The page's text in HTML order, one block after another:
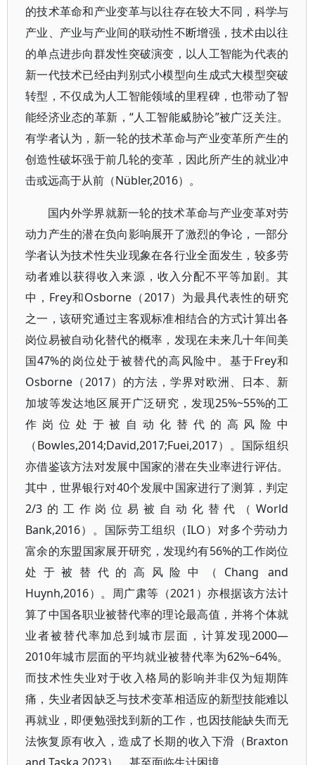
的技术革命和产业变革与以往存在较大不同，科学与
产业、产业与产业间的联动性不断增强，技术由以往
的单点进步向群发性突破演变，以人工智能为代表的
新一代技术已经由判别式小模型向生成式大模型突破
转型，不仅成为人工智能领域的里程碑，也带动了智
能经济业态的革新，“人工智能威胁论”被广泛关注。
有学者认为，新一轮的技术革命与产业变革所产生的
创造性破坏强于前几轮的变革，因此所产生的就业冲
击或远高于从前（Nübler,2016）。
国内外学界就新一轮的技术革命与产业变革对劳
动力产生的潜在负向影响展开了激烈的争论，一部分
学者认为技术性失业现象在各行业全面发生，较多劳
动者难以获得收入来源，收入分配不平等加剧。其
中，Frey和Osborne（2017）为最具代表性的研究
之一，该研究通过主客观标准相结合的方式计算出各
岗位易被自动化替代的概率，发现在未来几十年间美
国47%的岗位处于被替代的高风险中。基于Frey和
Osborne（2017）的方法，学界对欧洲、日本、新
加坡等发达地区展开广泛研究，发现25%~55%的工
作岗位处于被自动化替代的高风险中
（Bowles,2014;David,2017;Fuei,2017）。国际组织
亦借鉴该方法对发展中国家的潜在失业率进行评估。
其中，世界银行对40个发展中国家进行了测算，判定
2/3的工作岗位易被自动化替代（World
Bank,2016）。国际劳工组织（ILO）对多个劳动力
富余的东盟国家展开研究，发现约有56%的工作岗位
处于被替代的高风险中（Chang and
Huynh,2016）。周广肃等（2021）亦根据该方法计
算了中国各职业被替代率的理论最高值，并将个体就
业者被替代率加总到城市层面，计算发现2000—
2010年城市层面的平均就业被替代率为62%~64%。
而技术性失业对于收入格局的影响并非仅为短期阵
痛，失业者因缺乏与技术变革相适应的新型技能难以
再就业，即便勉强找到新的工作，也因技能缺失而无
法恢复原有收入，造成了长期的收入下滑（Braxton